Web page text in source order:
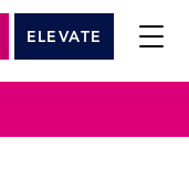
ELEVATE